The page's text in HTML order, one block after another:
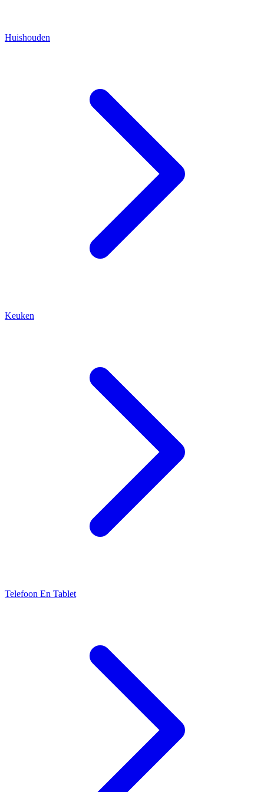
Huishouden
Keuken
Telefoon En Tablet